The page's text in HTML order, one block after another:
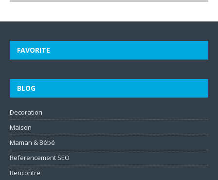
FAVORITE
BLOG
Decoration
Maison
Maman & Bébé
Referencement SEO
Rencontre